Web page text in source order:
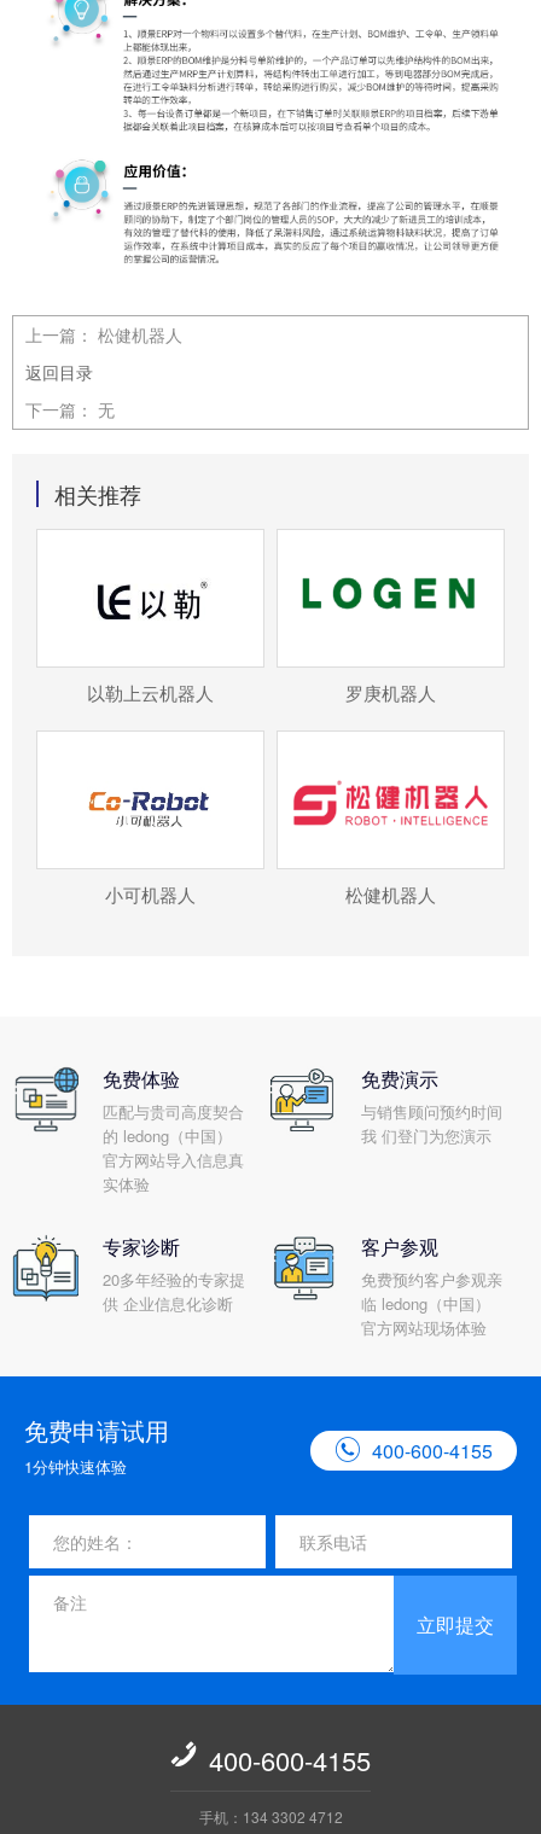
上一篇： 松健机器人
返回目录
下一篇： 无
相关推荐
以勒上云机器人 罗庚机器人
小可机器人 松健机器人
免费体验
匹配与贵司高度契合
的 ledong（中国）
官方网站导入信息真
实体验
免费演示
与销售顾问预约时间
我 们登门为您演示
专家诊断
20多年经验的专家提
供 企业信息化诊断
客户参观
免费预约客户参观亲
临 ledong（中国）
官方网站现场体验
免费申请试用
1分钟快速体验
 400-600-4155
立即提交
 400-600-4155
手机：134 3302 4712